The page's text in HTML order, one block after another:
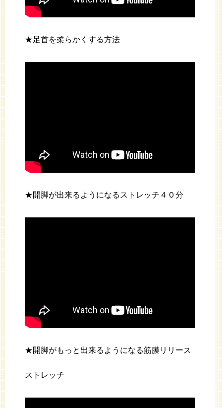
★足首を柔らかくする方法
★開脚が出来るようになるストレッチ４０分
★開脚がもっと出来るようになる筋膜リリース
ストレッチ